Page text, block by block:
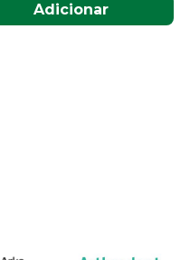
Adicionar